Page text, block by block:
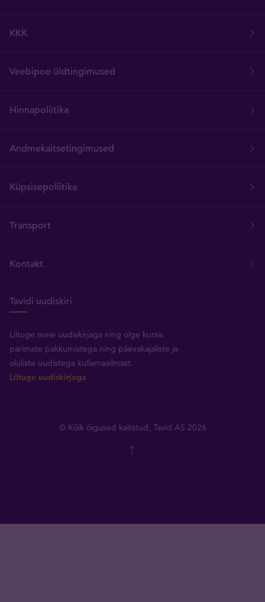
KKK
Veebipoe üldtingimused
Hinnapoliitika
Andmekaitsetingimused
Küpsisepoliitika
Transport
Kontakt
Tavidi uudiskiri
Liituge meie uudiskirjaga ning olge kursis
parimate pakkumistega ning päevakajaliste ja
oluliste uudistega kullamaailmast.
Liituge uudiskirjaga
© Kõik õigused kaitstud, Tavid AS 2026